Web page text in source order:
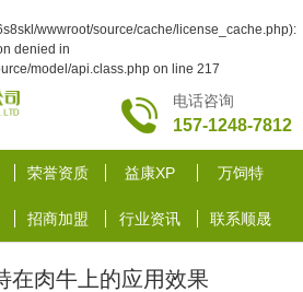
wwwroot/source/cache/license_cache.php):
denied in
model/api.class.php on line 217
电话咨询
157-1248-7812
荣誉资质 益康XP 万饲特
招商加盟 行业资讯 联系顺晟
在肉牛上的应用效果